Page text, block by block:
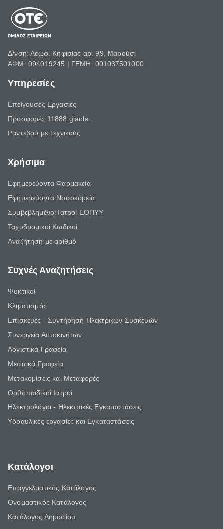
Δ/νση: Λεωφ. Κηφισίας αρ. 99, Μαρούσι
ΑΦΜ: 094019245 | ΓΕΜΗ: 001037501000
Υπηρεσίες
Επείγουσες Εργασίες
Προσφορές 11888 giaola
Ραντεβού με Τεχνικούς
Χρήσιμα
Εφημερεύοντα Φαρμακεία
Εφημερεύοντα Νοσοκομεία
Συμβεβλημένοι Ιατροί ΕΟΠΥΥ
Ταχυδρομικοί Κωδικοί
Αναζήτηση με αριθμό
Συχνές Αναζητήσεις
Ψυκτικοί
Κλιματισμός
Επισκευές - Συντήρηση Ηλεκτρικών Συσκευών
Συνεργεία Αυτοκινήτων
Λογιστικά Γραφεία
Μεσιτικά Γραφεία
Μετακομίσεις και Μεταφορές
Ορθοπαιδικοί Ιατροί
Ηλεκτρολόγοι - Ηλεκτρικές Εγκαταστάσεις
Υδραυλικές εργασίες και Εγκαταστάσεις
Κατάλογοι
Επαγγελματικός Κατάλογος
Ονομαστικός Κατάλογος
Κατάλογος Δημοσίου